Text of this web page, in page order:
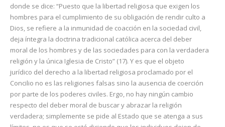
donde se dice: “Puesto que la libertad religiosa que exigen los
hombres para el cumplimiento de su obligación de rendir culto a
Dios, se refiere a la inmunidad de coacción en la sociedad civil,
deja íntegra la doctrina tradicional católica acerca del deber
moral de los hombres y de las sociedades para con la verdadera
religión y la única Iglesia de Cristo” (17). Y es que el objeto
jurídico del derecho a la libertad religiosa proclamado por el
Concilio no es las religiones falsas sino la ausencia de coerción
por parte de los poderes civiles. Ergo, no hay ningún cambio
respecto del deber moral de buscar y abrazar la religión
verdadera; simplemente se pide al Estado que se atenga a sus